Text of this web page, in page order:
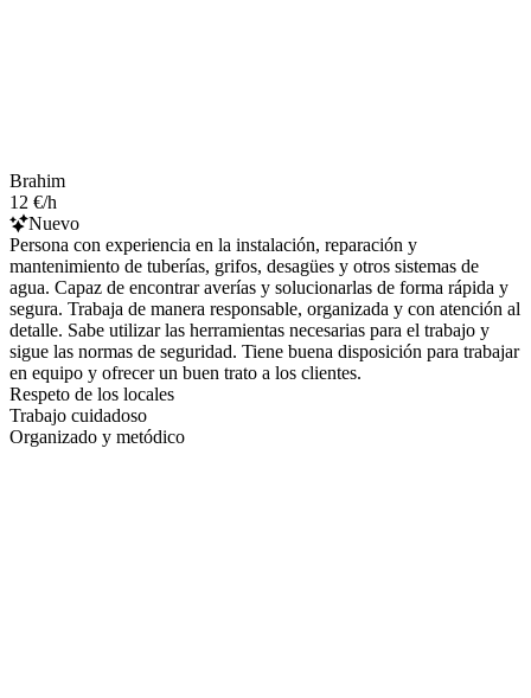
Brahim
12 €/h
Nuevo
Persona con experiencia en la instalación, reparación y
mantenimiento de tuberías, grifos, desagües y otros sistemas de
agua. Capaz de encontrar averías y solucionarlas de forma rápida y
segura. Trabaja de manera responsable, organizada y con atención al
detalle. Sabe utilizar las herramientas necesarias para el trabajo y
sigue las normas de seguridad. Tiene buena disposición para trabajar
en equipo y ofrecer un buen trato a los clientes.
Respeto de los locales
Trabajo cuidadoso
Organizado y metódico